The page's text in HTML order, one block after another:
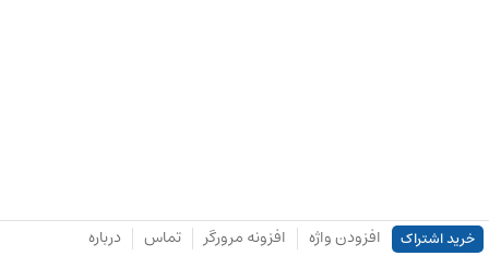
خرید اشتراک افزودن واژه افزونه مرورگر تماس درباره